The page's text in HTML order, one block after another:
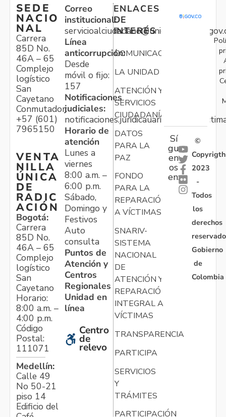
SEDE
NACIO
NAL
Carrera
85D No.
46A – 65
Complejo
logístico
San
Cayetano
Conmutador:
+57 (601)
7965150
VENTA
NILLA
ÚNICA
DE
RADIC
ACIÓN
Bogotá:
Carrera
85D No.
46A – 65
Complejo
logístico
San
Cayetano
Horario:
8:00 a.m. –
4:00 p.m.
Código
Postal:
111071
Medellín:
Calle 49
No 50-21
piso 14
Edificio del
Correo
institucional:
Línea
anticorrupción:
Desde
móvil o fijo:
157
Notificaciones
judiciales:
Horario de
atención
Lunes a
viernes
8:00 a.m. –
6:00 p.m.
Sábado,
Domingo y
Festivos
Auto
consulta
Puntos de
Atención y
Centros
Regionales
Unidad en
línea
Centro
de
relevo
ENLACES
DE
INTERÉS
COMUNICACIONES
LA UNIDAD
ATENCIÓN Y
SERVICIOS
CIUDADANÍA
DATOS
PARA LA
PAZ
FONDO
PARA LA
REPARACIÓN
A VÍCTIMAS
SNARIV-
SISTEMA
NACIONAL
DE
ATENCIÓN Y
REPARACIÓN
INTEGRAL A
VÍCTIMAS
TRANSPARENCIA
PARTICIPA
SERVICIOS
Y
TRÁMITES
PARTICIPACIÓN
Sí
gu
en
os
en:
©
Copyrigth
2023
-
Todos
los
derechos
Gobierno
de
Colombia